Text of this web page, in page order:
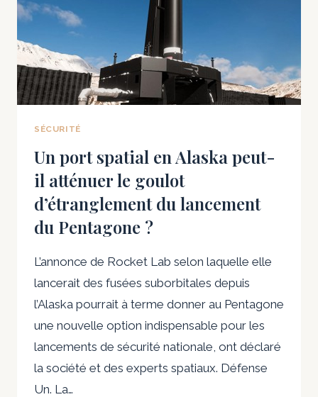
GUERRE
CONTRE
LA
CHINE
SÉCURITÉ
Un port spatial en Alaska peut-
il atténuer le goulot
d’étranglement du lancement
du Pentagone ?
L’annonce de Rocket Lab selon laquelle elle
lancerait des fusées suborbitales depuis
l’Alaska pourrait à terme donner au Pentagone
une nouvelle option indispensable pour les
lancements de sécurité nationale, ont déclaré
la société et des experts spatiaux. Défense
Un. La…